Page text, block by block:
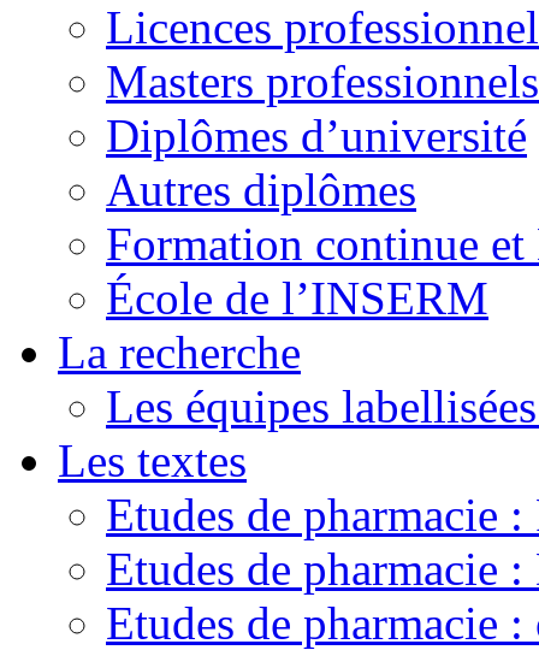
Licences
Masters
Diplômes d’université
Autres diplômes
Formation continue et
École de l’INSERM
La recherche
Les équipes
Les textes
Etudes de pharmacie :
Etudes de pharmacie
Etudes de pharmacie